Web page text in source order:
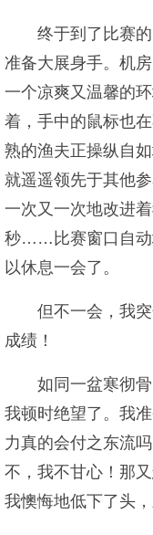
终于到了比赛
准备大展身手。机
一个凉爽又温馨的
着，手中的鼠标也
熟的渔夫正操纵自
就遥遥领先于其他
一次又一次地改进
秒……比赛窗口自动
以休息一会了。
但不一会，我
成绩！
如同一盆寒彻
我顿时绝望了。我
力真的会付之东流
不，我不甘心！那
我懊悔地低下了头，